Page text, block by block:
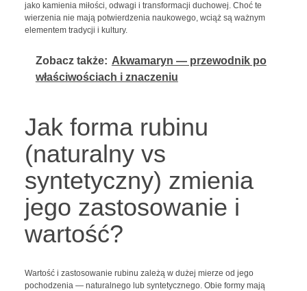
jako kamienia miłości, odwagi i transformacji duchowej. Choć te
wierzenia nie mają potwierdzenia naukowego, wciąż są ważnym
elementem tradycji i kultury.
Zobacz także: Akwamaryn — przewodnik po
właściwościach i znaczeniu
Jak forma rubinu
(naturalny vs
syntetyczny) zmienia
jego zastosowanie i
wartość?
Wartość i zastosowanie rubinu zależą w dużej mierze od jego
pochodzenia — naturalnego lub syntetycznego. Obie formy mają